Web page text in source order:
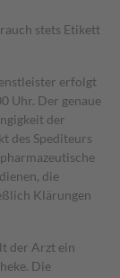
stets Etikett
erfolgt
Uhr. Der genaue
der
des Spediteurs
die
Klärungen
der Arzt ein
Die